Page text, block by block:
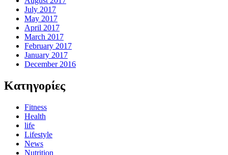
July 2017
May 2017
April 2017
March 2017
February 2017
January 2017
December 2016
Kατηγορίες
Fitness
Health
life
Lifestyle
News
Nutrition